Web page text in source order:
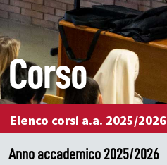
Corso
Elenco corsi a.a. 2025/2026
Anno accademico 2025/2026